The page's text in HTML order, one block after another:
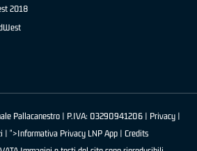
2018
Pallacanestro | P.IVA: 03290941206 | Privacy|
| ">Informativa Privacy LNP App | Credits